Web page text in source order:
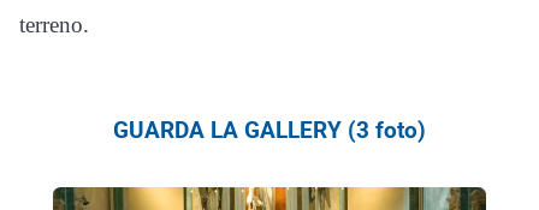
terreno.
GUARDA LA GALLERY (3 foto)